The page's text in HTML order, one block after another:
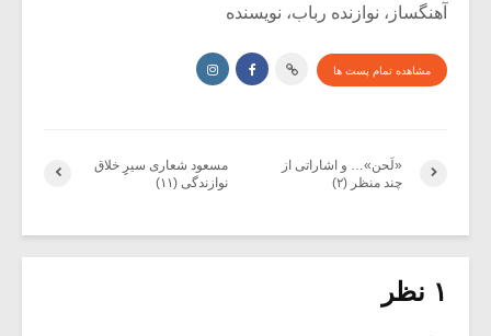
آهنگساز، نوازنده رباب، نویسنده
مشاهده تمام پست ها
مسعود شعاری سیرِِ خلاق
نوازندگی (۱۱)
«لَحن»… و اشاراتی از
چند منظر (۲)
۱ نظر